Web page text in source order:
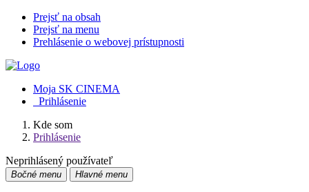
Prejsť na obsah
Prejsť na menu
Prehlásenie o webovej prístupnosti
Moja SK CINEMA
Prihlásenie
Kde som
Prihlásenie
Neprihlásený používateľ
Bočné menu Hlavné menu